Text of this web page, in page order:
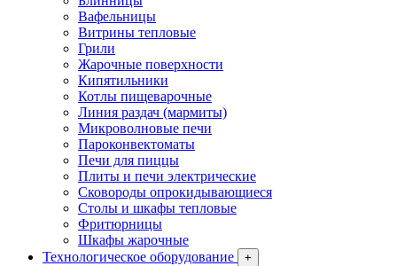
Вафельницы
Витрины тепловые
Грили
Жарочные поверхности
Кипятильники
Котлы пищеварочные
Линия раздач (мармиты)
Микроволновые печи
Пароконвектоматы
Печи для пиццы
Плиты и печи электрические
Сковороды опрокидывающиеся
Столы и шкафы тепловые
Фритюрницы
Шкафы жарочные
Технологическое оборудование
+